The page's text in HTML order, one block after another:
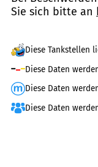
Sie sich bitte an
Diese Tankstellen
Diese Daten
Diese Daten
Diese Daten